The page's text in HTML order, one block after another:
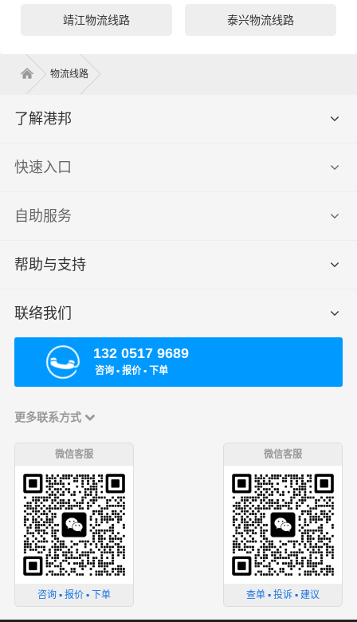
靖江物流线路 泰兴物流线路
物流线路
了解港邦
快速入口
自助服务
帮助与支持
联络我们
132 0517 9689
咨询 ▪ 报价 ▪ 下单
更多联系方式
微信客服
咨询 ▪ 报价 ▪ 下单
微信客服
查单 ▪ 投诉 ▪ 建议